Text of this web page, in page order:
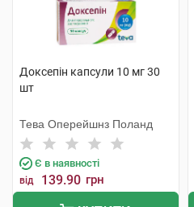
Доксепін капсули 10 мг 30
шт
Тева Оперейшнз Поланд
Є в наявності
від 139.90 грн